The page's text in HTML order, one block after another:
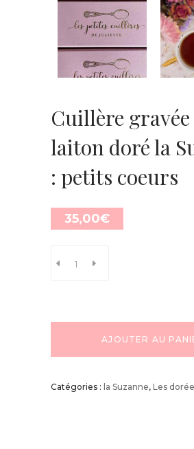
Cuillère gravée
laiton doré la
: petits coeurs
35,00€
AJOUTER AU
Catégories : la Suzanne, Les